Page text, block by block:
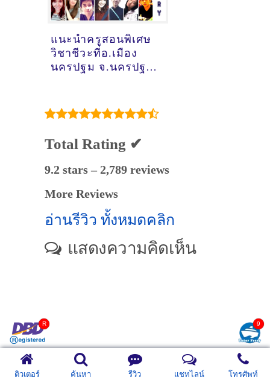
แนะนำครูสอนพิเศษ
วิชาชีวะที่อ.เมือง
นครปฐม จ.นครปฐม
Total Rating ✔
9.2 stars – 2,789 reviews
More Reviews
อ่านรีวิว ทั้งหมดคลิก
แสดงความคิดเห็น
ติวเตอร์ ค้นหา รีวิว แชทไลน์ โทรศัพท์